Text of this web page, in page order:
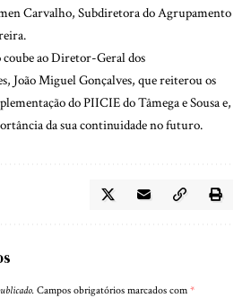
Carvalho, Subdiretora do Agrupamento
coube ao Diretor-Geral dos
João Miguel Gonçalves, que reiterou os
do PIICIE do Tâmega e Sousa e,
da sua continuidade no futuro.
Campos obrigatórios marcados com *